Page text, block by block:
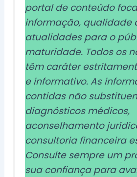
portal de conteúdo
informação, qualidade
atualidades para o
maturidade. Todos os
têm caráter
e informativo. As
contidas não
diagnósticos médicos,
aconselhamento
consultoria financeira
Consulte sempre um
sua confiança para